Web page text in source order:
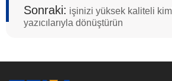
Sonraki: işinizi yüksek kaliteli
yazıcılarıyla dönüştürün